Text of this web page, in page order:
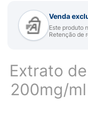
Venda
Este produto
Retenção de
Extrato
200mg/